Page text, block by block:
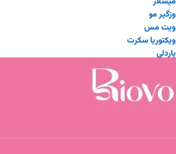
وزگیر مو
ویت مس
ویکتوریا سکرت
یاردلی